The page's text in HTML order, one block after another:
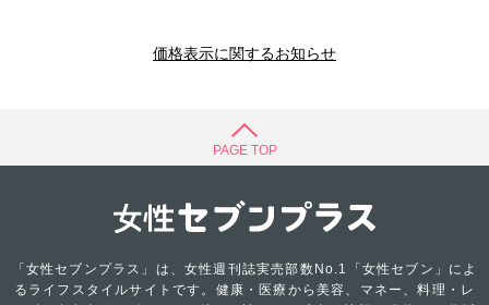
価格表示に関するお知らせ
PAGE TOP
「女性セブンプラス」は、女性週刊誌実売部数No.1「女性セブン」によ
るライフスタイルサイトです。健康・医療から美容、マネー、料理・レ